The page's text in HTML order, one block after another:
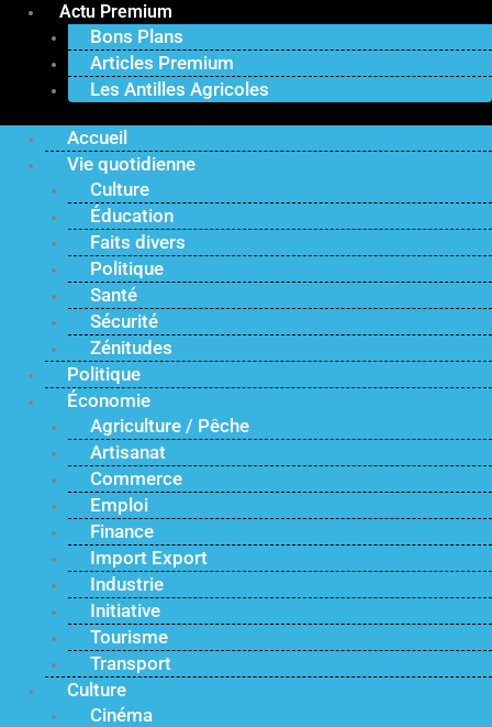
Actu Premium
Bons Plans
Articles Premium
Les Antilles Agricoles
Accueil
Vie quotidienne
Culture
Éducation
Faits divers
Politique
Santé
Sécurité
Zénitudes
Politique
Économie
Agriculture / Pêche
Artisanat
Commerce
Emploi
Finance
Import Export
Industrie
Initiative
Tourisme
Transport
Culture
Cinéma